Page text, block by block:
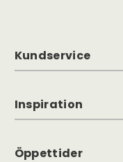
Kundservice
Inspiration
Öppettider